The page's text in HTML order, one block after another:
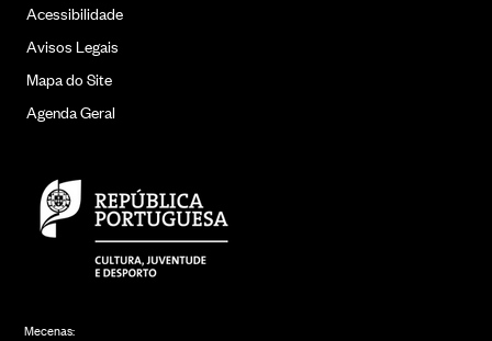
Acessibilidade
Avisos Legais
Mapa do Site
Agenda Geral
Mecenas: